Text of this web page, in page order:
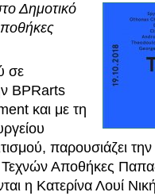
Δημοτικό
σε
BPRarts
και με τη
παρουσιάζει
Τεχνών Αποθήκες
η Κατερίνα Λουί